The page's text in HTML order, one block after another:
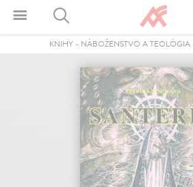
KNIHY- NÁBOŽENSTVO A TEOLÓGIA